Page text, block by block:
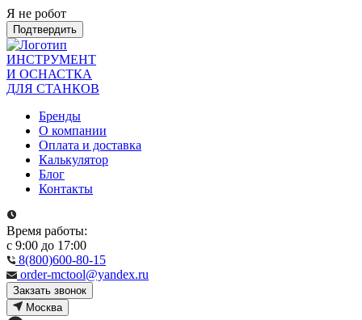
Я не робот
Подтвердить
ИНСТРУМЕНТ
И ОСНАСТКА
ДЛЯ СТАНКОВ
Бренды
О компании
Оплата и доставка
Калькулятор
Блог
Контакты
Время работы:
с 9:00 до 17:00
8(800)600-80-15
order-mctool@yandex.ru
Закзать звонок
Москва